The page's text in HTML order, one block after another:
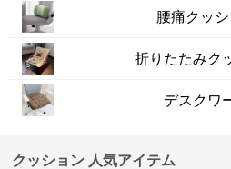
腰痛クッ
折りたたみク
デスクワ
クッション 人気アイテム